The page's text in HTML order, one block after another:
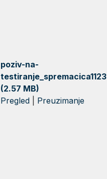
poziv-na-
testiranje_spremacica1123
(2.57 MB)
Pregled
Preuzimanje